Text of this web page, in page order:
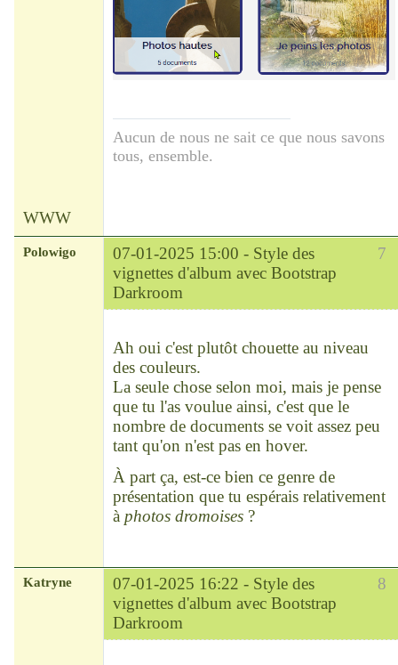
Aucun de nous ne sait ce que nous savons
tous, ensemble.
WWW
7
Polowigo 07-01-2025 15:00 - Style des
vignettes d'album avec Bootstrap
Darkroom
Ah oui c'est plutôt chouette au niveau
des couleurs.
La seule chose selon moi, mais je pense
que tu l'as voulue ainsi, c'est que le
nombre de documents se voit assez peu
tant qu'on n'est pas en hover.
À part ça, est-ce bien ce genre de
présentation que tu espérais relativement
à photos dromoises ?
8
Katryne 07-01-2025 16:22 - Style des
vignettes d'album avec Bootstrap
Darkroom